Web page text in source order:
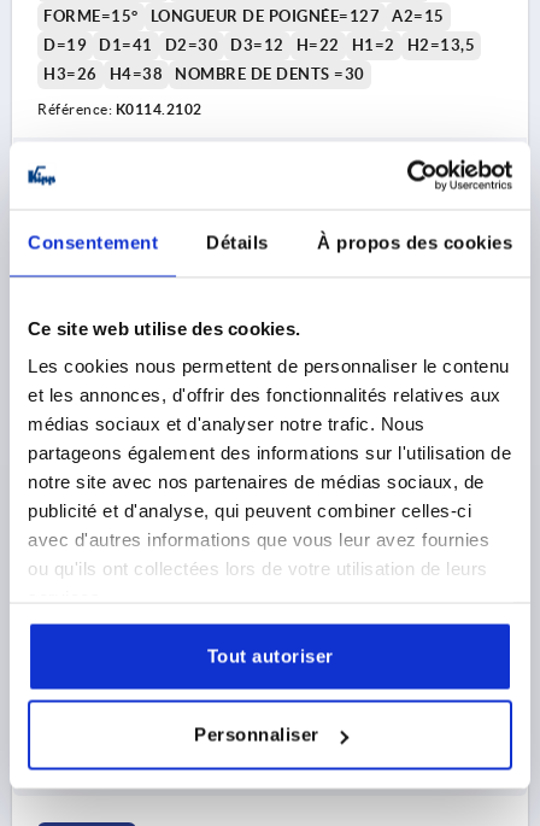
Consentement Détails À propos des cookies
Ce site web utilise des cookies.
Les cookies nous permettent de personnaliser le contenu
et les annonces, d'offrir des fonctionnalités relatives aux
médias sociaux et d'analyser notre trafic. Nous
partageons également des informations sur l'utilisation de
notre site avec nos partenaires de médias sociaux, de
publicité et d'analyse, qui peuvent combiner celles-ci
avec d'autres informations que vous leur avez fournies
ou qu'ils ont collectées lors de votre utilisation de leurs
Tout autoriser
Personnaliser
FORME=15° LONGUEUR DE POIGNÉE=127
A2=15
D=19
D1=41 D2=30 D3=12 H=22 H1=2
H2=13,5
H3=26
H4=38 NOMBRE DE DENTS =30
Référence: K0114.2102
25,00 €
hors TVA
DÉTAILS
K0114 15
LEVIER DE SERRAGE PLATE T. 2 M12, A=127,
FORME:15°, ACIER, COMP:PLASTIQUE
FILETAGE=M12
PROFONDEUR DE FILETAGE=21
FORME=15°
LONGUEUR DE POIGNÉE=127
A2=15
hors frais d’envoi